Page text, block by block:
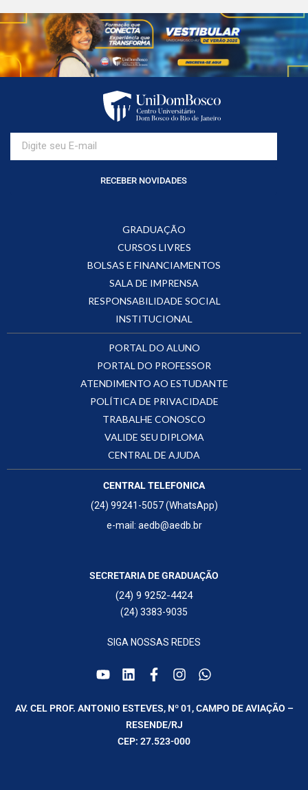
RECEBER NOVIDADES
GRADUAÇÃO
CURSOS LIVRES
BOLSAS E FINANCIAMENTOS
SALA DE IMPRENSA
RESPONSABILIDADE SOCIAL
INSTITUCIONAL
PORTAL DO ALUNO
PORTAL DO PROFESSOR
ATENDIMENTO AO ESTUDANTE
POLÍTICA DE PRIVACIDADE
TRABALHE CONOSCO
VALIDE SEU DIPLOMA
CENTRAL DE AJUDA
CENTRAL TELEFONICA
(24) 99241-5057 (WhatsApp)
e-mail: aedb@aedb.br
SECRETARIA DE GRADUAÇÃO
(24) 9 9252-4424
(24) 3383-9035
SIGA NOSSAS REDES
AV. CEL PROF. ANTONIO ESTEVES, Nº 01, CAMPO DE AVIAÇÃO –
RESENDE/RJ
CEP: 27.523-000